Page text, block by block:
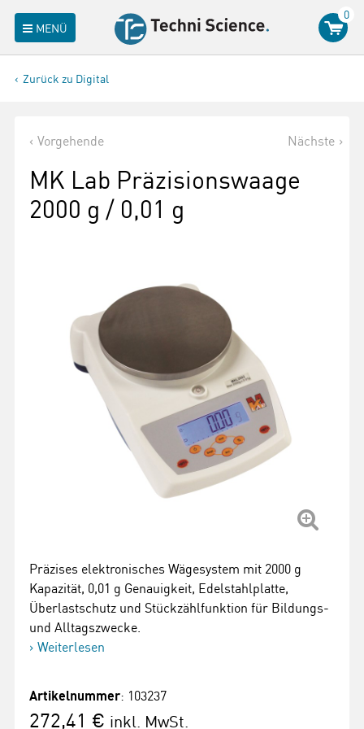
MENÜ
0
Zurück zu Digital
Vorgehende Nächste
MK Lab Präzisionswaage
2000 g / 0,01 g
Präzises elektronisches Wägesystem mit 2000 g
Kapazität, 0,01 g Genauigkeit, Edelstahlplatte,
Überlastschutz und Stückzählfunktion für Bildungs-
und Alltagszwecke.
Weiterlesen
Artikelnummer: 103237
272,41 € inkl. MwSt.